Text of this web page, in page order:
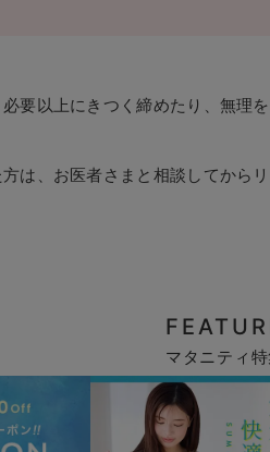
要以上にきつく締めたり、無理
は、お医者さまと相談してから
マタニティ